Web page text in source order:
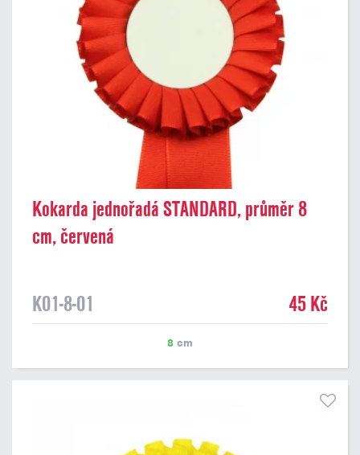
Kokarda jednořadá STANDARD, průměr 8
cm, červená
K01-8-01 45 Kč
8 cm